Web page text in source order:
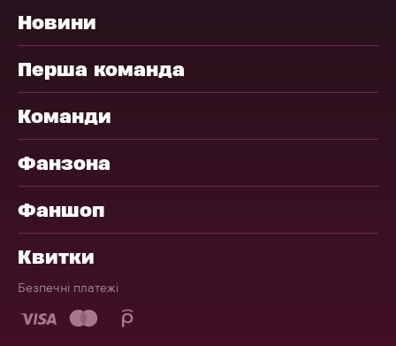
Новини
Перша команда
Команди
Фанзона
Фаншоп
Квитки
Безпечні платежі